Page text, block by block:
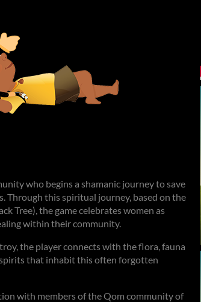
who begins a shamanic journey to save
Through this spiritual journey, based on the
Tree), the game celebrates women as
within their community.
the player connects with the flora, fauna
that inhabit this often forgotten
with members of the Qom community of